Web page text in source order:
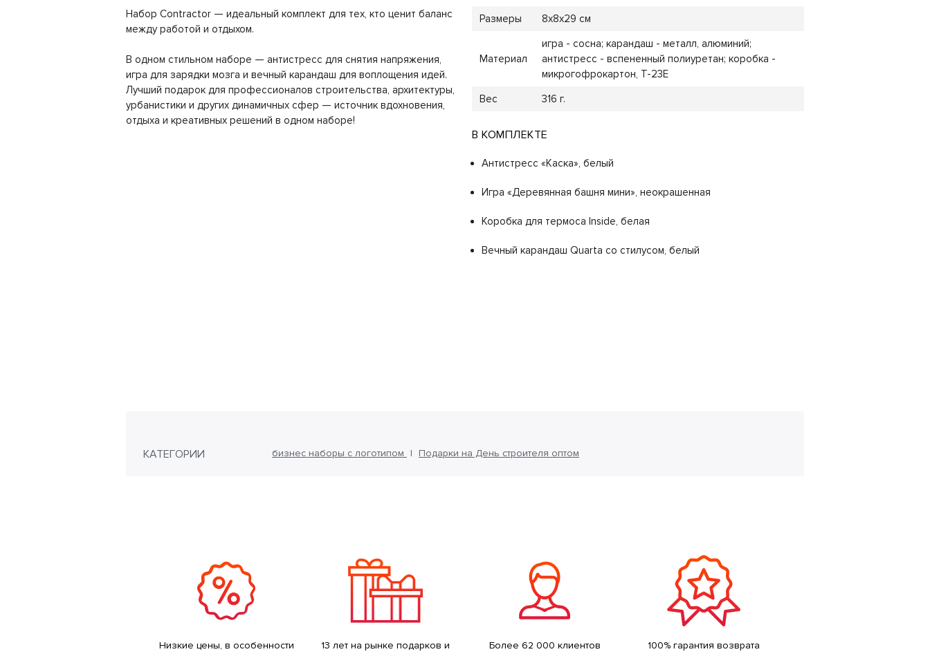
Набор Contractor — идеальный комплект для тех, кто ценит баланс
между работой и отдыхом.
В одном стильном наборе — антистресс для снятия напряжения,
игра для зарядки мозга и вечный карандаш для воплощения идей.
Лучший подарок для профессионалов строительства, архитектуры,
урбанистики и других динамичных сфер — источник вдохновения,
отдыха и креативных решений в одном наборе!
Размеры 8х8х29 см
Материал
игра - сосна; карандаш - металл, алюминий;
антистресс - вспененный полиуретан; коробка -
микрогофрокартон, Т-23Е
Вес
316 г.
В КОМПЛЕКТЕ
Антистресс «Каска», белый
Игра «Деревянная башня мини», неокрашенная
Коробка для термоса Inside, белая
Вечный карандаш Quarta со стилусом, белый
КАТЕГОРИИ бизнес наборы с логотипом Подарки на День строителя оптом
Низкие цены, в особенности
13 лет на рынке подарков и
Более 62 000 клиентов
100% гарантия возврата